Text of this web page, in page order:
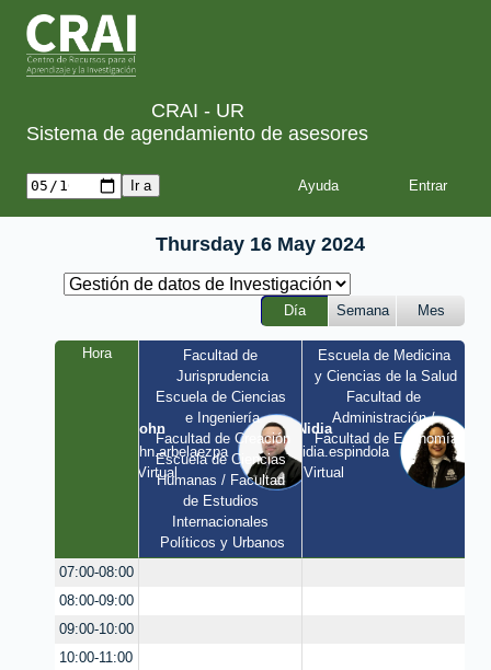
CRAI - UR
Sistema de agendamiento de asesores
Ayuda
Thursday 16 May 2024
Día Semana Mes
Hora
John
john.arbelaezpa
/ Virtual
Facultad de
Jurisprudencia
Escuela de Ciencias
e Ingeniería
Facultad de Creación
Escuela de Ciencias
Humanas / Facultad
de Estudios
Internacionales
Políticos y Urbanos
Nidia
nidia.espindola
/ Virtual
Escuela de Medicina
y Ciencias de la Salud
Facultad de
Administración /
Facultad de Economía
07:00-08:00
08:00-09:00
09:00-10:00
10:00-11:00